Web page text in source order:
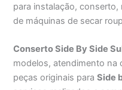
para instalação,
de máquinas de secar
Conserto Side By Side
modelos, atendimento na
peças originais paraSide